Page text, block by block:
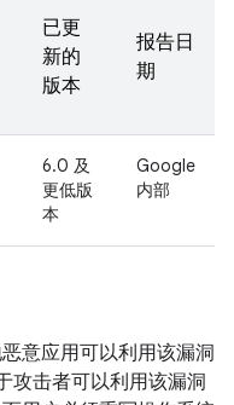
已更
新的
版本
报告日
期
6.0 及
更低版
本
Google
内部
意应用可以利用该漏洞
攻击者可以利用该漏洞